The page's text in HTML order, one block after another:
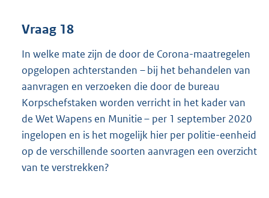
Vraag 18
In welke mate zijn de door de Corona-maatregelen
opgelopen achterstanden – bij het behandelen van
aanvragen en verzoeken die door de bureau
Korpschefstaken worden verricht in het kader van
de Wet Wapens en Munitie – per 1 september 2020
ingelopen en is het mogelijk hier per politie-eenheid
op de verschillende soorten aanvragen een overzicht
van te verstrekken?